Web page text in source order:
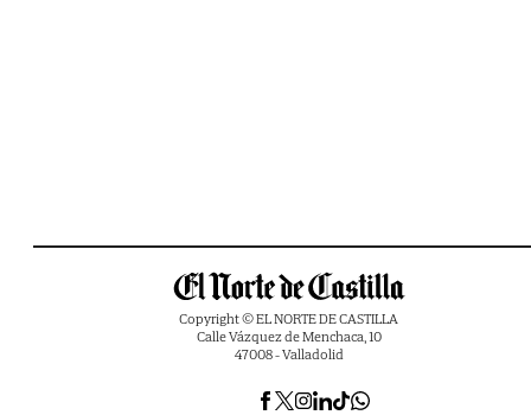
Copyright © EL NORTE DE CASTILLA
Calle Vázquez de Menchaca, 10
47008 - Valladolid